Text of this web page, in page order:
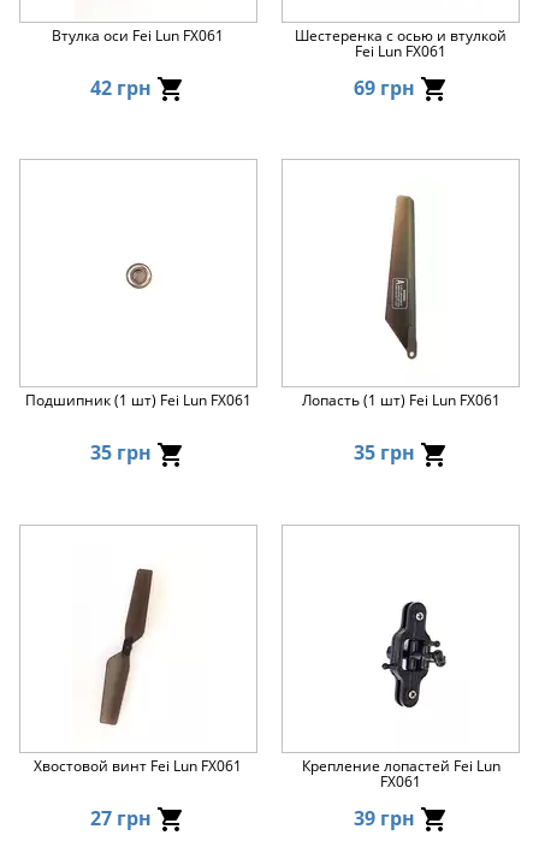
Втулка оси Fei Lun FX061
42 грн
Шестеренка с осью и втулкой
Fei Lun FX061
69 грн
Подшипник (1 шт) Fei Lun FX061
35 грн
Лопасть (1 шт) Fei Lun FX061
35 грн
Хвостовой винт Fei Lun FX061
27 грн
Крепление лопастей Fei Lun
FX061
39 грн